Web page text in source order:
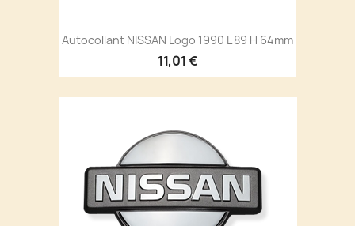
Autocollant NISSAN Logo 1990 L 89 H 64mm
11,01 €